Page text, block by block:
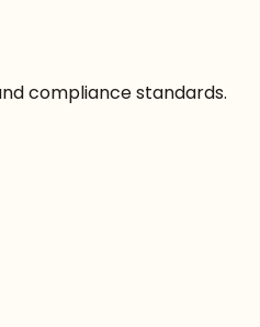
compliance standards.